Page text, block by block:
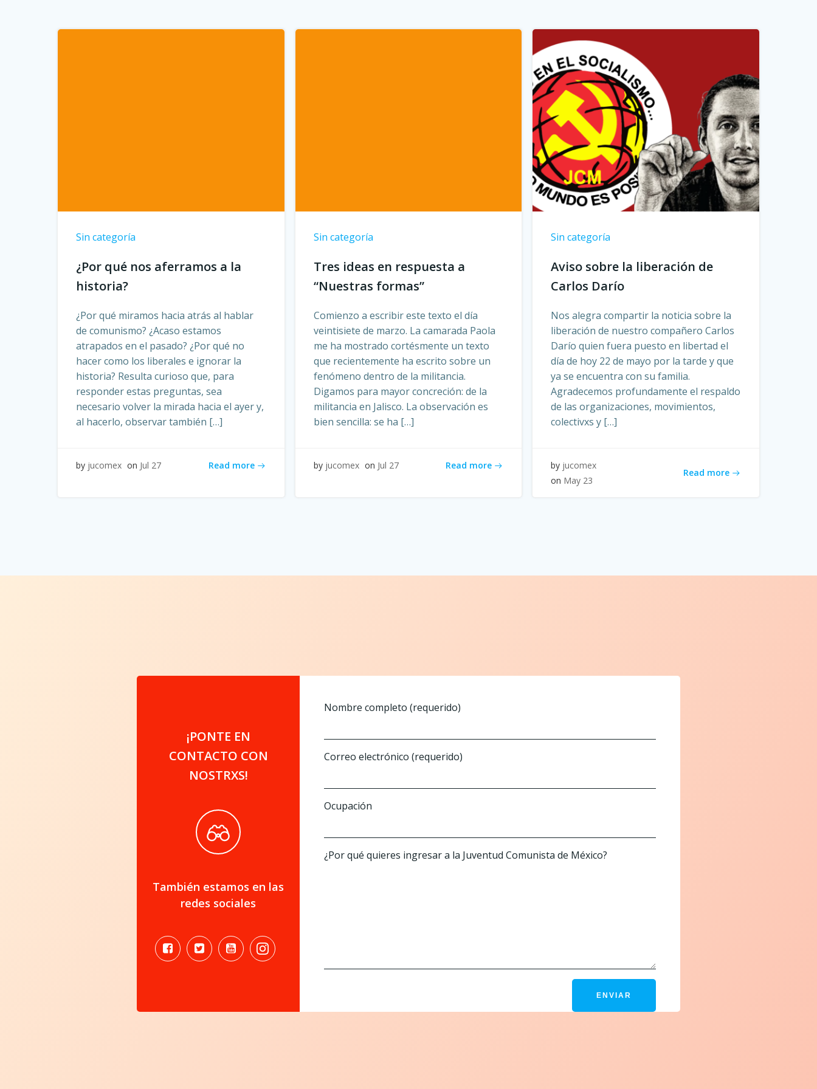
Sin categoría
¿Por qué nos aferramos a la
historia?
¿Por qué miramos hacia atrás al hablar
de comunismo? ¿Acaso estamos
atrapados en el pasado? ¿Por qué no
hacer como los liberales e ignorar la
historia? Resulta curioso que, para
responder estas preguntas, sea
necesario volver la mirada hacia el ayer y,
al hacerlo, observar también […]
by jucomex on Jul 27 Read more
Sin categoría
Tres ideas en respuesta a
“Nuestras formas”
Comienzo a escribir este texto el día
veintisiete de marzo. La camarada Paola
me ha mostrado cortésmente un texto
que recientemente ha escrito sobre un
fenómeno dentro de la militancia.
Digamos para mayor concreción: de la
militancia en Jalisco. La observación es
bien sencilla: se ha […]
by jucomex on Jul 27 Read more
Sin categoría
Aviso sobre la liberación de
Carlos Darío
Nos alegra compartir la noticia sobre la
liberación de nuestro compañero Carlos
Darío quien fuera puesto en libertad el
día de hoy 22 de mayo por la tarde y que
ya se encuentra con su familia.
Agradecemos profundamente el respaldo
de las organizaciones, movimientos,
colectivxs y […]
by jucomex
on May 23
Read more
¡PONTE EN
CONTACTO CON
NOSTRXS!
También estamos en las
redes sociales
Nombre completo (requerido)
Correo electrónico (requerido)
Ocupación
¿Por qué quieres ingresar a la Juventud Comunista de México?